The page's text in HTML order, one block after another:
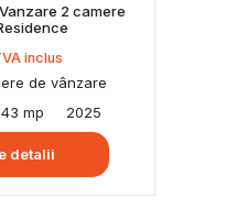
Vanzare 2 camere
inclus
de vânzare
mp 2025
detalii